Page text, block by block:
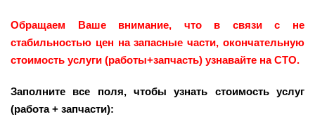
Обращаем Ваше внимание, что в связи с не
стабильностью цен на запасные части, окончательную
стоимость услуги (работы+запчасть) узнавайте на СТО.
Заполните все поля, чтобы узнать стоимость услуг
(работа + запчасти):